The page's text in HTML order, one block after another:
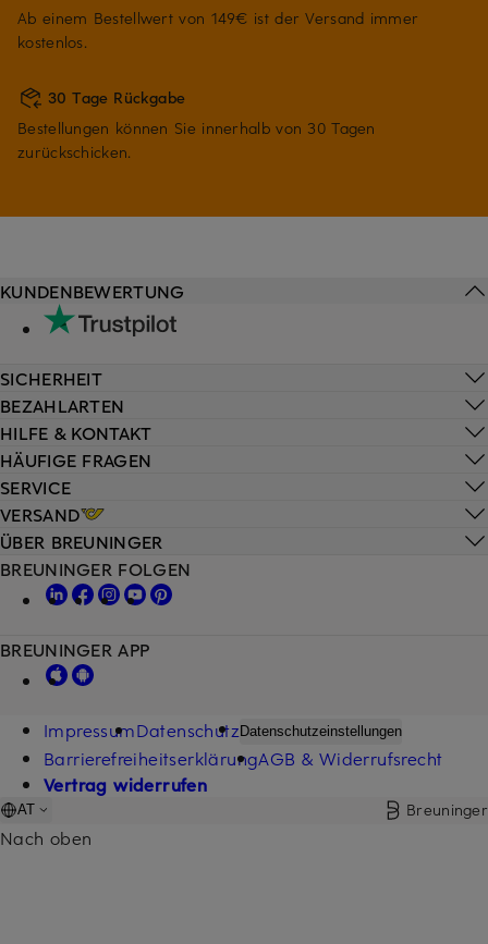
Ab einem Bestellwert von 149€ ist der Versand immer
kostenlos.
30 Tage Rückgabe
Bestellungen können Sie innerhalb von 30 Tagen
zurückschicken.
HILFE & KONTAKT
HÄUFIGE FRAGEN
SERVICE
VERSAND
KUNDENBEWERTUNG
SICHERHEIT
BEZAHLARTEN
ÜBER BREUNINGER
BREUNINGER FOLGEN
BREUNINGER APP
ImpressumDatenschutz Datenschutzeinstellungen
BarrierefreiheitserklärungAGB & Widerrufsrecht
Vertrag widerrufen
AT Breuninger
Nach oben